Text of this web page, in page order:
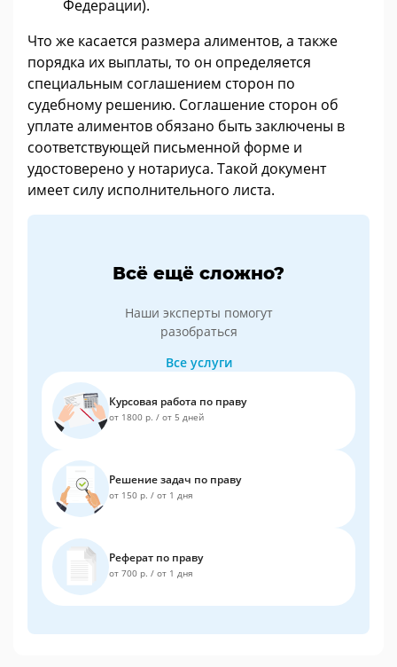
Федерации).
Что же касается размера алиментов, а также
порядка их выплаты, то он определяется
специальным соглашением сторон по
судебному решению. Соглашение сторон об
уплате алиментов обязано быть заключены в
соответствующей письменной форме и
удостоверено у нотариуса. Такой документ
имеет силу исполнительного листа.
Всё ещё сложно?
Наши эксперты помогут
разобраться
Все услуги
Курсовая работа по праву
от 1800 р. / от 5 дней
Решение задач по праву
от 150 р. / от 1 дня
Реферат по праву
от 700 р. / от 1 дня